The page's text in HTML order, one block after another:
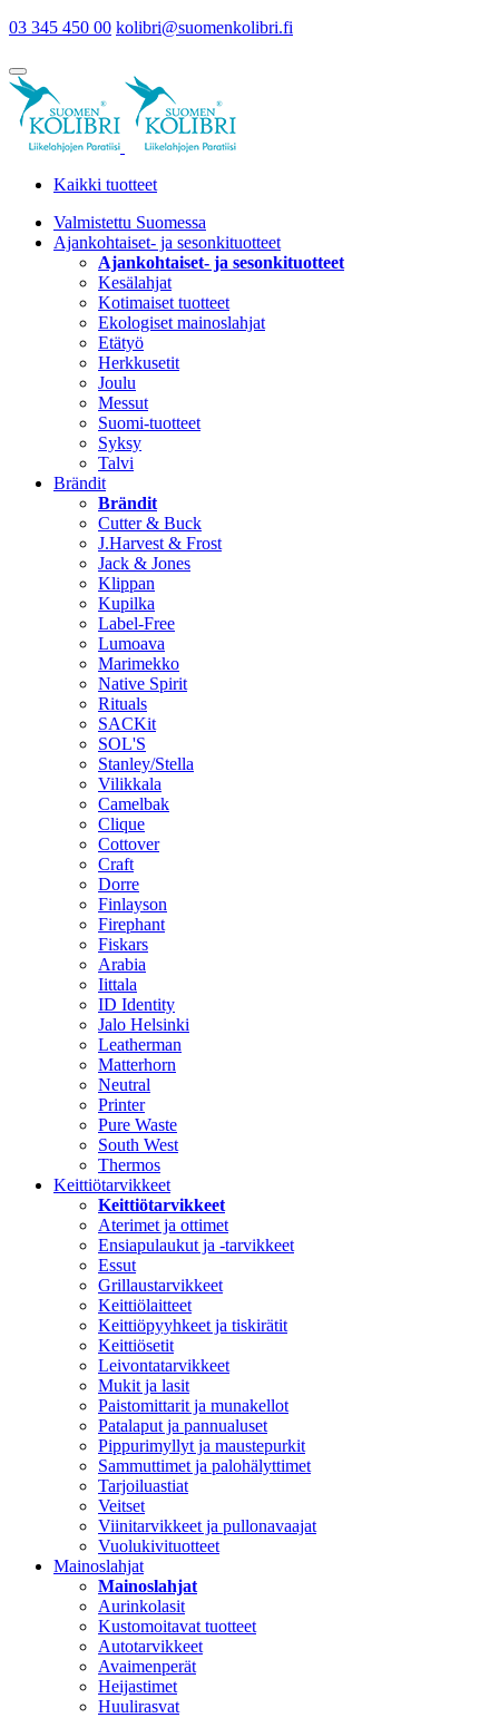
03 345 450 00 kolibri@suomenkolibri.fi
Kaikki tuotteet
Valmistettu Suomessa
Ajankohtaiset- ja sesonkituotteet
Ajankohtaiset- ja sesonkituotteet
Kesälahjat
Kotimaiset tuotteet
Ekologiset mainoslahjat
Etätyö
Herkkusetit
Joulu
Messut
Suomi-tuotteet
Syksy
Talvi
Brändit
Brändit
Cutter & Buck
J.Harvest & Frost
Jack & Jones
Klippan
Kupilka
Label-Free
Lumoava
Marimekko
Native Spirit
Rituals
SACKit
SOL'S
Stanley/Stella
Vilikkala
Camelbak
Clique
Cottover
Craft
Dorre
Finlayson
Firephant
Fiskars
Arabia
Iittala
ID Identity
Jalo Helsinki
Leatherman
Matterhorn
Neutral
Printer
Pure Waste
South West
Thermos
Keittiötarvikkeet
Keittiötarvikkeet
Aterimet ja ottimet
Ensiapulaukut ja -tarvikkeet
Essut
Grillaustarvikkeet
Keittiölaitteet
Keittiöpyyhkeet ja tiskirätit
Keittiösetit
Leivontatarvikkeet
Mukit ja lasit
Paistomittarit ja munakellot
Patalaput ja pannualuset
Pippurimyllyt ja maustepurkit
Sammuttimet ja palohälyttimet
Tarjoiluastiat
Veitset
Viinitarvikkeet ja pullonavaajat
Vuolukivituotteet
Mainoslahjat
Mainoslahjat
Aurinkolasit
Kustomoitavat tuotteet
Autotarvikkeet
Avaimenperät
Heijastimet
Huulirasvat